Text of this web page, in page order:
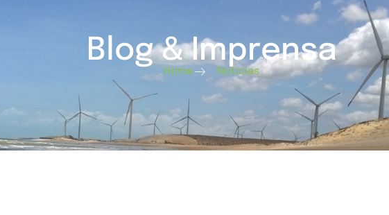
Blog & Imprensa
Home Notícias